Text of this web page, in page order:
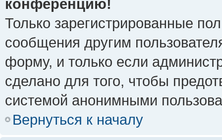
конференцию!
Только зарегистрированные
сообщения другим
форму, и только если
сделано для того, чтобы
системой анонимными
Вернуться к началу